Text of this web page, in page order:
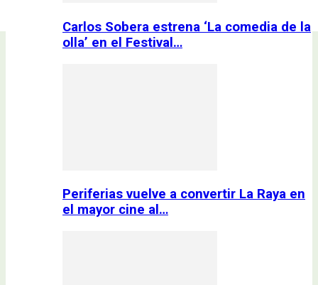
Carlos Sobera estrena ‘La comedia de la
olla’ en el Festival…
Periferias vuelve a convertir La Raya en
el mayor cine al…